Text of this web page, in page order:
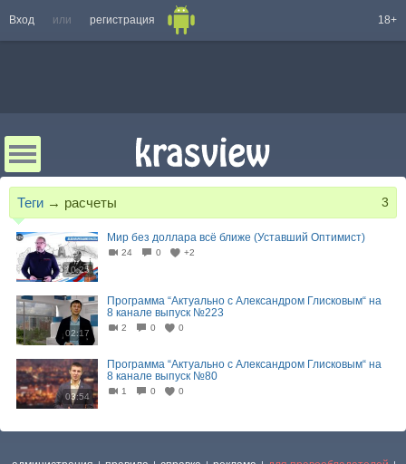
Вход или регистрация 18+
Теги → расчеты 3
10:25
Мир без доллара всё ближе (Уставший Оптимист)
24 0 +2
02:17
Программа “Актуально с Александром Глисковым“ на
8 канале выпуск №223
2 0 0
03:54
Программа “Актуально с Александром Глисковым“ на
8 канале выпуск №80
1 0 0